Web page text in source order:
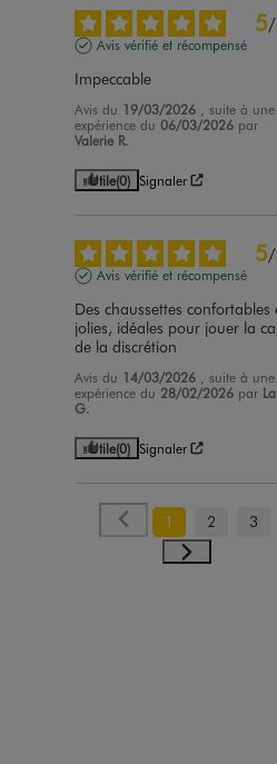
5/
Avis vérifié et récompensé
Impeccable
Avis du 19/03/2026
, suite à une
expérience du06/03/2026 par
Valerie R.
Utile(0) Signaler
5/
Avis vérifié et récompensé
Des chaussettes confortables
jolies, idéales pour jouer la
de la discrétion
Avis du 14/03/2026
, suite à une
expérience du 28/02/2026 par
G.
Utile(0) Signaler
1 2 3